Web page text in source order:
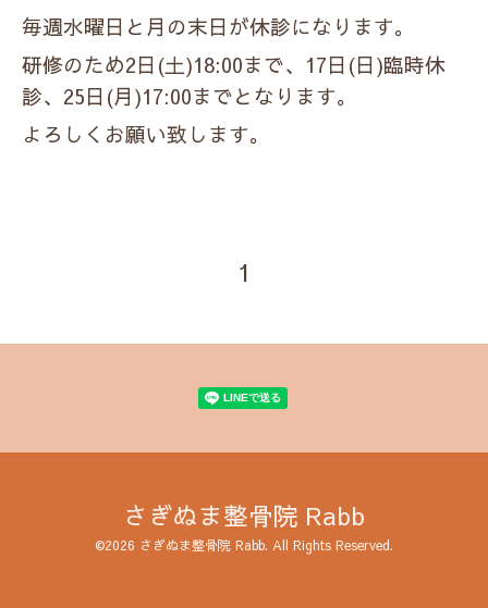
毎週水曜日と月の末日が休診になります。
研修のため2日(土)18:00まで、17日(日)臨時休
診、25日(月)17:00までとなります。
よろしくお願い致します。
1
さぎぬま整骨院 Rabb
©2026 さぎぬま整骨院 Rabb. All Rights Reserved.